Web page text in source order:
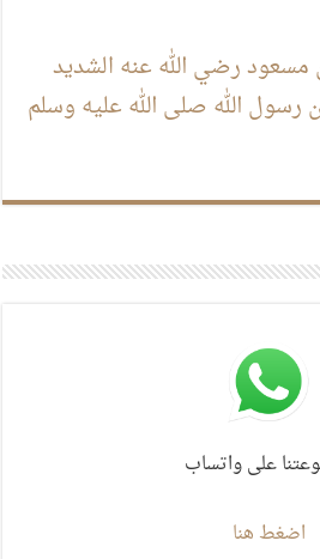
مسعود رضي الله عنه الشديد
رسول الله صلى الله عليه وسلم
على واتساب
اضغط هنا